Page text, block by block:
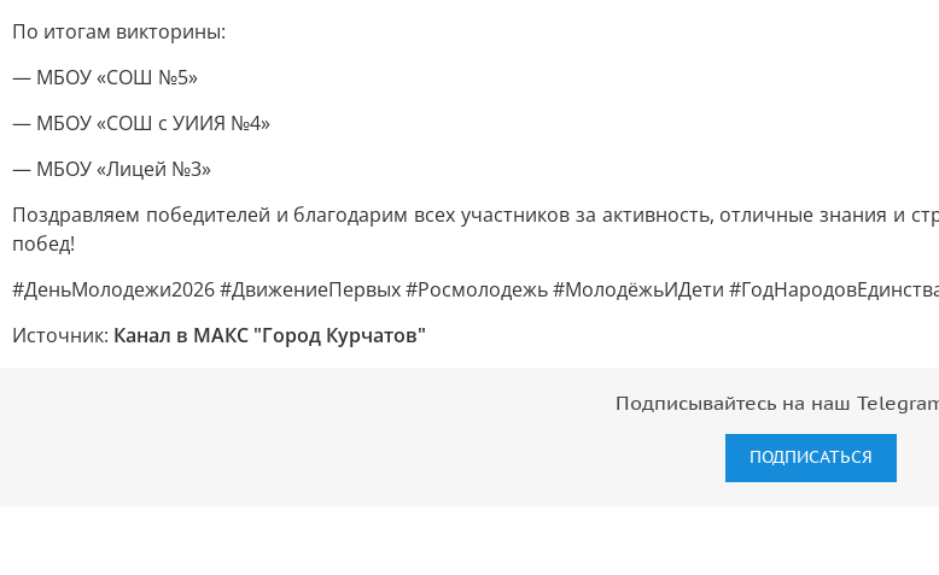
По итогам викторины:
— МБОУ «СОШ №5»
— МБОУ «СОШ с УИИЯ №4»
— МБОУ «Лицей №3»
Поздравляем победителей и благодарим всех участников за активность, отличные знания и
побед!
#ДеньМолодежи2026 #ДвижениеПервых #Росмолодежь #МолодёжьИДети
Источник: Канал в МАКС "Город Курчатов"
Подписывайтесь на наш
ПОДПИСАТЬСЯ